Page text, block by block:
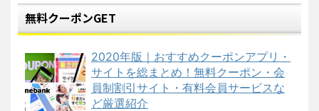
無料クーポンGET
2020年版｜おすすめクーポンアプリ・
サイトを総まとめ！無料クーポン・会
員制割引サイト・有料会員サービスな
ど厳選紹介